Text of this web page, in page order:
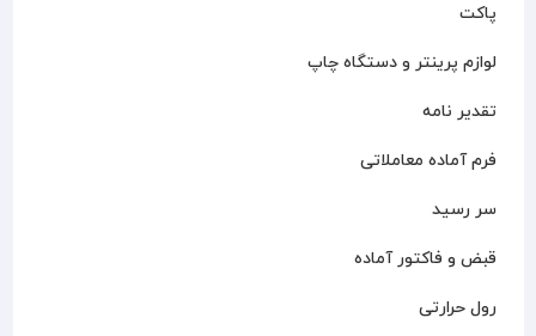
پاکت
لوازم پرینتر و دستگاه چاپ
تقدیر نامه
فرم آماده معاملاتی
سر رسید
قبض و فاکتور آماده
رول حرارتی